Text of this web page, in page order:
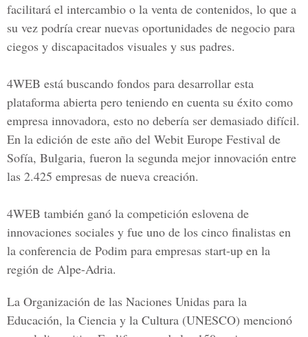
facilitará el intercambio o la venta de contenidos, lo que a
su vez podría crear nuevas oportunidades de negocio para
ciegos y discapacitados visuales y sus padres.
4WEB está buscando fondos para desarrollar esta
plataforma abierta pero teniendo en cuenta su éxito como
empresa innovadora, esto no debería ser demasiado difícil.
En la edición de este año del Webit Europe Festival de
Sofía, Bulgaria, fueron la segunda mejor innovación entre
las 2.425 empresas de nueva creación.
4WEB también ganó la competición eslovena de
innovaciones sociales y fue uno de los cinco finalistas en
la conferencia de Podim para empresas start-up en la
región de Alpe-Adria.
La Organización de las Naciones Unidas para la
Educación, la Ciencia y la Cultura (UNESCO) mencionó